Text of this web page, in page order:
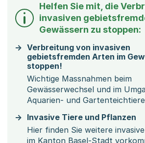
Helfen Sie mit, die
invasiven
Gewässern zu stoppen:
Verbreitung von invasiven
gebietsfremden Arten im
stoppen!
Wichtige Massnahmen beim
Gewässerwechsel und im
Aquarien- und
Invasive Tiere und Pflanzen
Hier finden Sie weitere
im Kanton Basel-Stadt